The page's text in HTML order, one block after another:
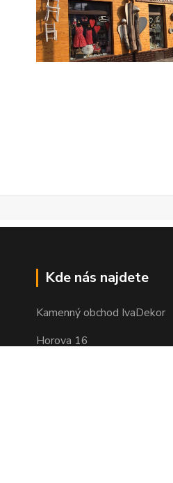
Kde nás najdete
Kamenný obchod IvaDekor
Horova 16